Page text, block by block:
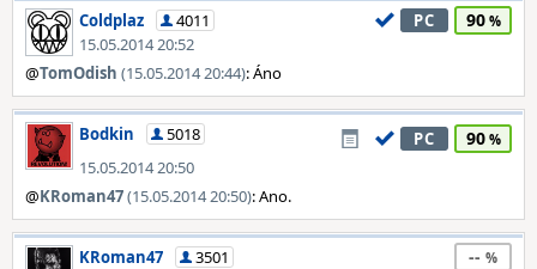
Coldplaz
4011
15.05.2014 20:52
PC 90
@TomOdish (15.05.2014 20:44): Áno
Bodkin
5018
15.05.2014 20:50
PC 90
@KRoman47(15.05.2014 20:50): Ano.
KRoman47
3501
--